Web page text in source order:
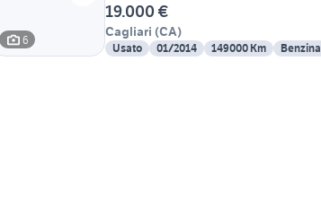
6
19.000 €
Cagliari (CA)
Usato 01/2014 149000 Km Benzina